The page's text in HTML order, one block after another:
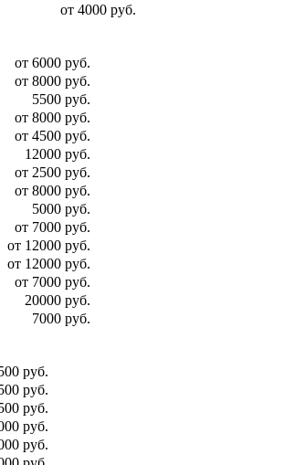
от 4000 руб.
от 6000 руб.
от 8000 руб.
5500 руб.
от 8000 руб.
от 4500 руб.
12000 руб.
от 2500 руб.
от 8000 руб.
5000 руб.
от 7000 руб.
от 12000 руб.
от 12000 руб.
от 7000 руб.
20000 руб.
7000 руб.
руб.
руб.
руб.
руб.
руб.